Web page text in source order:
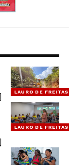
LAURO DE FREITAS
LAURO DE FREITAS